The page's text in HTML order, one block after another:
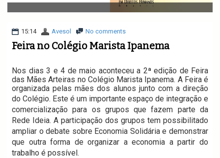
v
i
a
t
i
15:14 Avesol No comments
Feira no Colégio Marista Ipanema
Nos dias 3 e 4 de maio aconteceu a 2ª edição de Feira
das Mães Arteiras no Colégio Marista Ipanema. A Feira é
organizada pelas mães dos alunos junto com a direção
do Colégio. Este é um importante espaço de integração e
comercialização para os grupos que fazem parte da
Rede Ideia. A participação dos grupos tem possibilitado
ampliar o debate sobre Economia Solidária e demonstrar
que outra forma de organizar a economia a partir do
trabalho é possível.